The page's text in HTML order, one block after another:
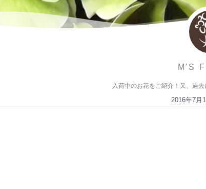
M'S
入荷中のお花をご紹介！又、過
2016年7月